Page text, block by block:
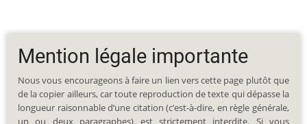
Mention légale importante
Nous vous encourageons à faire un lien vers cette page plutôt que
de la copier ailleurs, car toute reproduction de texte qui dépasse la
longueur raisonnable d’une citation (c’est-à-dire, en règle générale,
un ou deux paragraphes) est strictement interdite. Si vous